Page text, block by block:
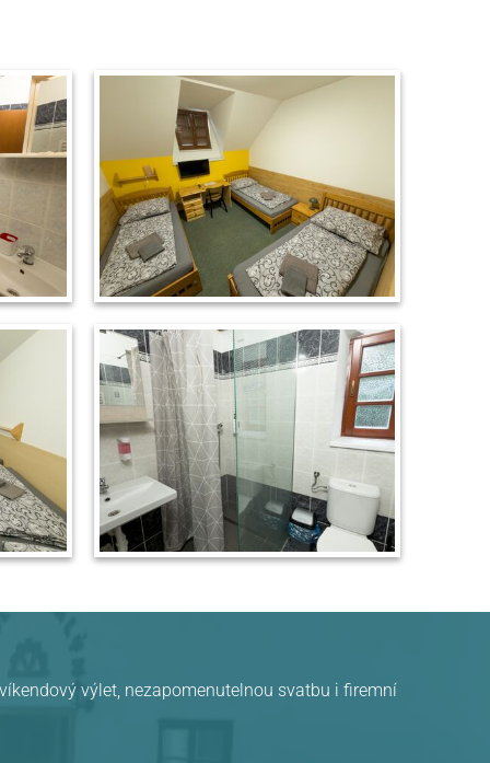
výlet, nezapomenutelnou svatbu i firemní